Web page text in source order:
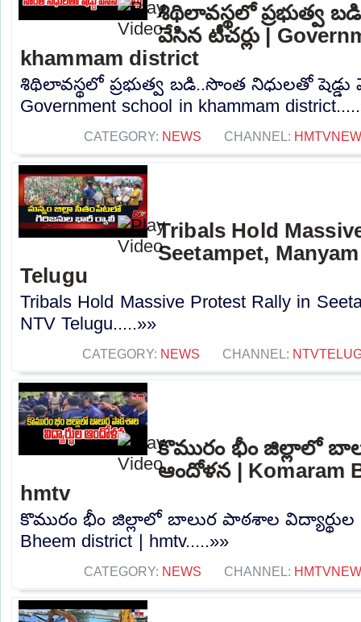
శిథిలావస్థలో ప్రభుత్వ
వేసిన టీచర్లు |
khammam district
శిథిలావస్థలో ప్రభుత్వ బడి..సొంత నిధులతో షెడ్డు
Government school in khammam
CATEGORY: NEWS CHANNEL:
Tribals Hold
Seetampet,
Telugu
Tribals Hold Massive Protest Rally in
NTV Telugu.....»»
CATEGORY: NEWS CHANNEL:
కొమురం భీం జిల్లాలో
ఆందోళన | Komaram
hmtv
కొమురం భీం జిల్లాలో బాలుర పాఠశాల విద్యార్థుల
Bheem district | hmtv.....»»
CATEGORY: NEWS CHANNEL: